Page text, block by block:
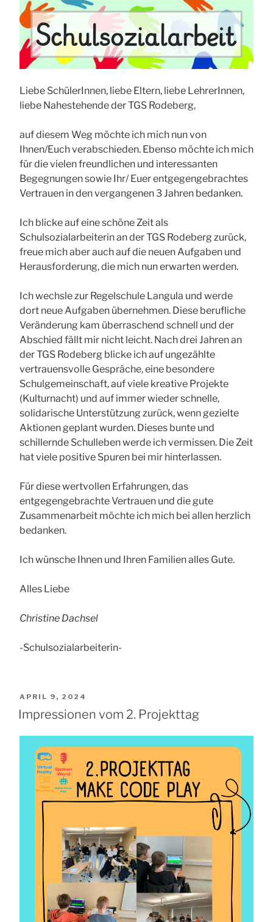
Liebe SchülerInnen, liebe Eltern, liebe LehrerInnen,
liebe Nahestehende der TGS Rodeberg,
auf diesem Weg möchte ich mich nun von
Ihnen/Euch verabschieden. Ebenso möchte ich mich
für die vielen freundlichen und interessanten
Begegnungen sowie Ihr/ Euer entgegengebrachtes
Vertrauen in den vergangenen 3 Jahren bedanken.
Ich blicke auf eine schöne Zeit als
Schulsozialarbeiterin an der TGS Rodeberg zurück,
freue mich aber auch auf die neuen Aufgaben und
Herausforderung, die mich nun erwarten werden.
Ich wechsle zur Regelschule Langula und werde
dort neue Aufgaben übernehmen. Diese berufliche
Veränderung kam überraschend schnell und der
Abschied fällt mir nicht leicht. Nach drei Jahren an
der TGS Rodeberg blicke ich auf ungezählte
vertrauensvolle Gespräche, eine besondere
Schulgemeinschaft, auf viele kreative Projekte
(Kulturnacht) und auf immer wieder schnelle,
solidarische Unterstützung zurück, wenn gezielte
Aktionen geplant wurden. Dieses bunte und
schillernde Schulleben werde ich vermissen. Die Zeit
hat viele positive Spuren bei mir hinterlassen.
Für diese wertvollen Erfahrungen, das
entgegengebrachte Vertrauen und die gute
Zusammenarbeit möchte ich mich bei allen herzlich
bedanken.
Ich wünsche Ihnen und Ihren Familien alles Gute.
Alles Liebe
Christine Dachsel
-Schulsozialarbeiterin-
VERÖFFENTLICHT
AM
APRIL 9, 2024
Impressionen vom 2. Projekttag